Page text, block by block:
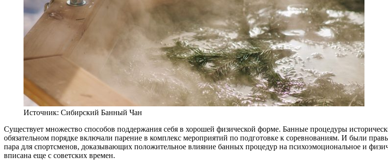
Источник: Сибирский Банный Чан
Существует множество способов поддержания себя в хорошей физической форме. Банные процедуры
обязательном порядке включали парение в комплекс мероприятий по подготовке к соревнованиям. И были
пара для спортсменов, доказывающих положительное влияние банных процедур на психоэмоциональное и
вписана еще с советских времен.